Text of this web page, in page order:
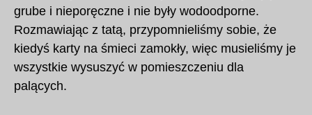
grube i nieporęczne i nie były wodoodporne.
Rozmawiając z tatą, przypomnieliśmy sobie, że
kiedyś karty na śmieci zamokły, więc musieliśmy je
wszystkie wysuszyć w pomieszczeniu dla
palących.